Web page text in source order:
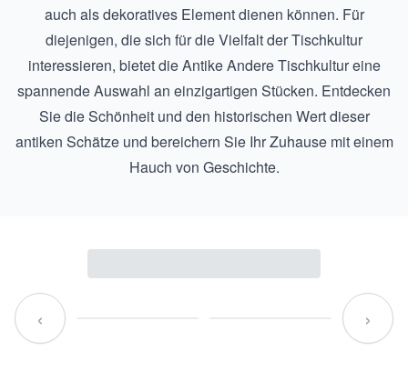
auch als dekoratives Element dienen können. Für
diejenigen, die sich für die Vielfalt der Tischkultur
interessieren, bietet dieAntike Andere Tischkultureine
spannende Auswahl an einzigartigen Stücken. Entdecken
Sie die Schönheit und den historischen Wert dieser
antiken Schätze und bereichern Sie Ihr Zuhause mit einem
Hauch von Geschichte.
‹ ›